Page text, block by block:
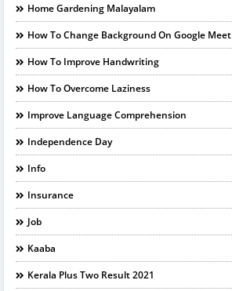
Home Gardening Malayalam
How To Change Background On Google Meet
How To Improve Handwriting
How To Overcome Laziness
Improve Language Comprehension
Independence Day
Info
Insurance
Job
Kaaba
Kerala Plus Two Result 2021